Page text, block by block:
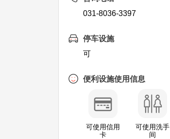
031-8036-3397
停车设施
可
便利设施使用信息
可使用信用
卡
可使用洗手
间